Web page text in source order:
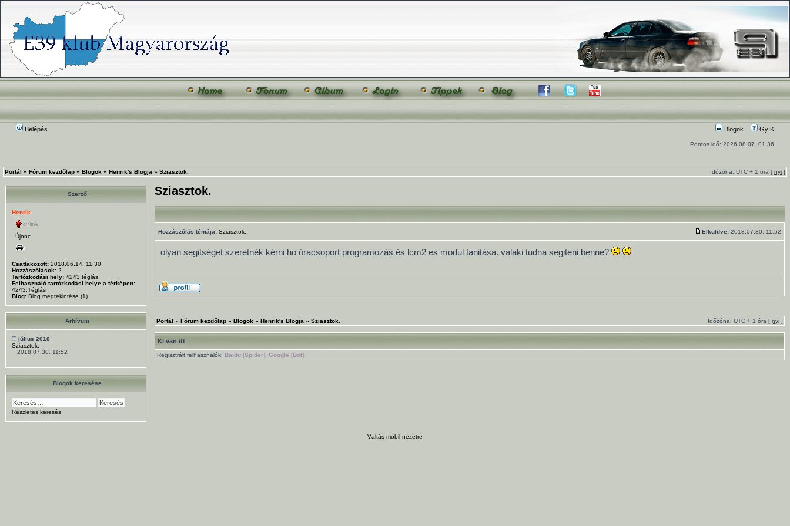
Belépés Blogok GyIK
Pontos idő: 2026.08.07. 01:36
Portál » Fórum kezdőlap » Blogok » Henrik's Blogja » Sziasztok. Időzóna: UTC + 1 óra [ nyi ]
Szerző
Henrik
Újonc
Csatlakozott: 2018.06.14. 11:30
Hozzászólások: 2
Tartózkodási hely: 4243.téglás
Felhasználó tartózkodási helye a térképen:
4243.Téglás
Blog: Blog megtekintése (1)
Arhívum
július 2018
Sziasztok.
2018.07.30. 11:52
Blogok keresése
Részletes keresés
Sziasztok.
Hozzászólás témája: Sziasztok. Elküldve: 2018.07.30. 11:52
olyan segitséget szeretnék kérni ho óracsoport programozás és lcm2 es modul tanitása. valaki tudna segiteni benne?
Portál » Fórum kezdőlap » Blogok » Henrik's Blogja » Sziasztok. Időzóna: UTC + 1 óra [ nyi ]
Ki van itt
Regisztrált felhasználók: Baidu [Spider] Google [Bot]
Váltás mobil nézetre